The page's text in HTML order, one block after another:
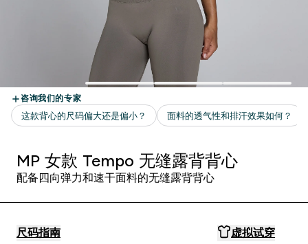
MP 女款 Tempo 无缝露背背心
配备四向弹力和速干面料的无缝露背背心
尺码指南 虚拟试穿